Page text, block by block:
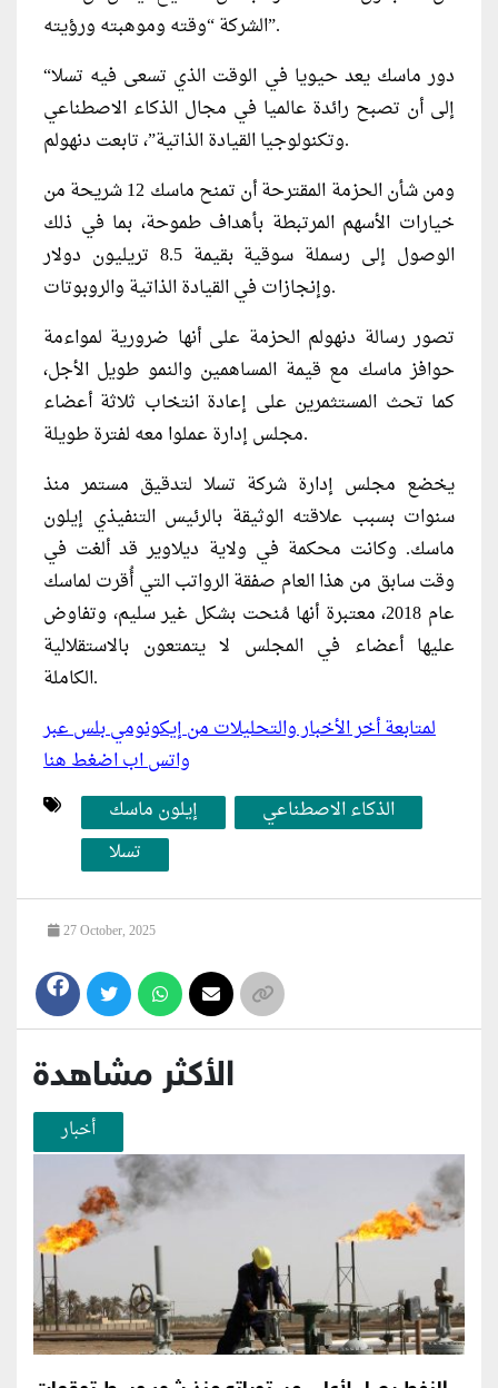
الشركة “وقته وموهبته ورؤيته”.
“دور ماسك يعد حيويا في الوقت الذي تسعى فيه تسلا
إلى أن تصبح رائدة عالميا في مجال الذكاء الاصطناعي
وتكنولوجيا القيادة الذاتية”، تابعت دنهولم.
ومن شأن الحزمة المقترحة أن تمنح ماسك 12 شريحة من
خيارات الأسهم المرتبطة بأهداف طموحة، بما في ذلك
الوصول إلى رسملة سوقية بقيمة 8.5 تريليون دولار
وإنجازات في القيادة الذاتية والروبوتات.
تصور رسالة دنهولم الحزمة على أنها ضرورية لمواءمة
حوافز ماسك مع قيمة المساهمين والنمو طويل الأجل،
كما تحث المستثمرين على إعادة انتخاب ثلاثة أعضاء
مجلس إدارة عملوا معه لفترة طويلة.
يخضع مجلس إدارة شركة تسلا لتدقيق مستمر منذ
سنوات بسبب علاقته الوثيقة بالرئيس التنفيذي إيلون
ماسك. وكانت محكمة في ولاية ديلاوير قد ألغت في
وقت سابق من هذا العام صفقة الرواتب التي أُقرت لماسك
عام 2018، معتبرة أنها مُنحت بشكل غير سليم، وتفاوض
عليها أعضاء في المجلس لا يتمتعون بالاستقلالية
الكاملة.
لمتابعة أخر الأخبار والتحليلات من إيكونومي بلس عبر
واتس اب اضغط هنا
إيلون ماسك
الذكاء الاصطناعي
تسلا
27 October, 2025
الأكثر مشاهدة
أخبار